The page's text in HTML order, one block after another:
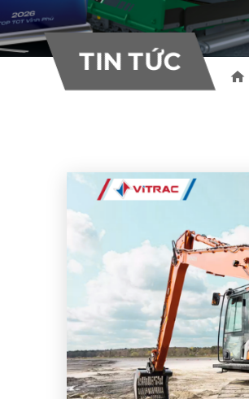
10
THƯƠNG HIỆU
55
Khác
TIN TỨC